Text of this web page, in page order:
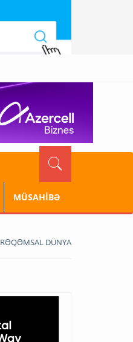
MÜSAHİBƏ
RƏQƏMSAL DÜNYA